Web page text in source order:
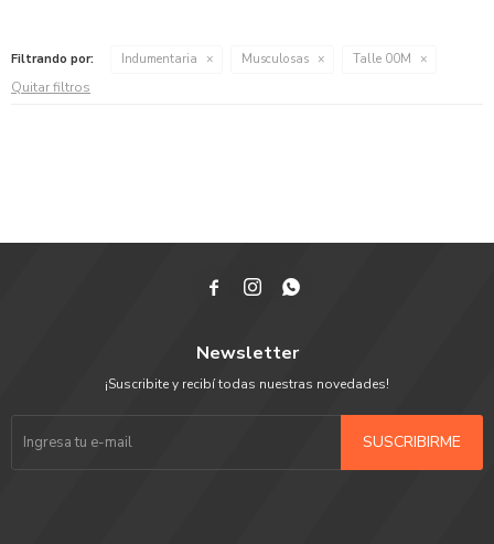
Filtrando por: Indumentaria Musculosas Talle 00M
Quitar filtros
  
Newsletter
¡Suscribite y recibí todas nuestras novedades!
SUSCRIBIRME